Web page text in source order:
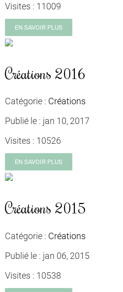
Visites : 11009
EN SAVOIR PLUS
Créations 2016
Catégorie : Créations
Publié le : jan 10, 2017
Visites : 10526
EN SAVOIR PLUS
Créations 2015
Catégorie : Créations
Publié le : jan 06, 2015
Visites : 10538